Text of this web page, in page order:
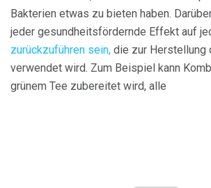
Bakterien etwas zu bieten haben.
jeder gesundheitsfördernde Effekt auf
zurückzuführen sein, die zur Herstellung
verwendet wird. Zum Beispiel kann
grünem Tee zubereitet wird, alle